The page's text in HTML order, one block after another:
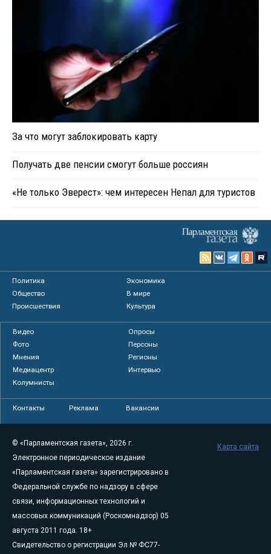
За что могут заблокировать карту
Получать две пенсии смогут больше россиян
«Не только Эверест»: чем интересен Непал для туристов
Политика
Экономика
Общество
В мире
Происшествия
Культура
Видео
Опросы
Фото
Персоны
Мнения
Регионы
Медиацентр
Интервью
Колумнисты
Контакты Реклама Вакансии
© «Парламентская газета», 2026 г.
Электронное периодическое издание
«Парламентская газета» зарегистрировано в
Федеральной службе по надзору в сфере
связи, информационных технологий и
массовых коммуникаций (Роскомнадзор) 05
августа 2011 года. 18+
Свидетельство о регистрации Эл № ФС77-
Карта сайта